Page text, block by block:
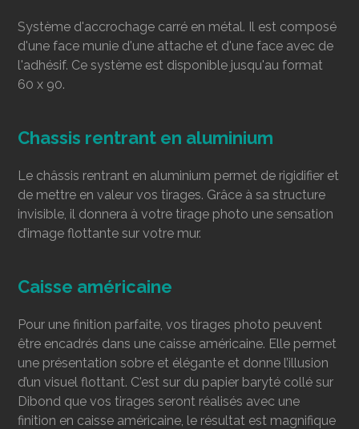
Système d'accrochage carré en métal. Il est composé
d'une face munie d'une attache et d'une face avec de
l'adhésif. Ce système est disponible jusqu'au format
60 x 90.
Chassis rentrant en aluminium
Le châssis rentrant en aluminium permet de rigidifier et
de mettre en valeur vos tirages. Grâce à sa structure
invisible, il donnera à votre tirage photo une sensation
d’image flottante sur votre mur.
Caisse américaine
Pour une finition parfaite, vos tirages photo peuvent
être encadrés dans une caisse américaine. Elle permet
une présentation sobre et élégante et donne l’illusion
d’un visuel flottant. C'est sur du papier baryté collé sur
Dibond que vos tirages seront réalisés avec une
finition en caisse américaine, le résultat est magnifique